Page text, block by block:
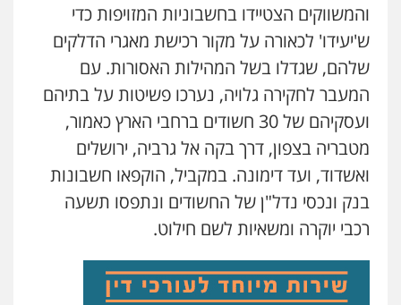
והמשווקים הצטיידו בחשבוניות המזויפות כדי
ש'יעידו' לכאורה על מקור רכישת מאגרי הדלקים
שלהם, שגדלו בשל המהילות האסורות. עם
המעבר לחקירה גלויה, נערכו פשיטות על בתיהם
ועסקיהם של 30 חשודים ברחבי הארץ כאמור,
מטבריה בצפון, דרך בקה אל גרביה, ירושלים
ואשדוד, ועד דימונה. במקביל, הוקפאו חשבונות
בנק ונכסי נדל"ן של החשודים ונתפסו תשעה
רכבי יוקרה ומשאיות לשם חילוט.